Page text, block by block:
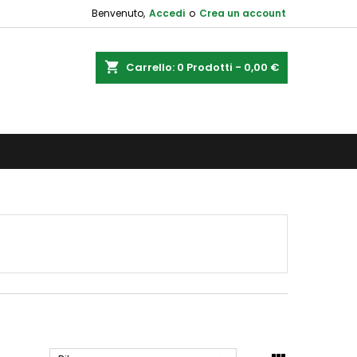
Benvenuto, Accedi o Crea un account
shopping_cart Carrello: 0 Prodotti - 0,00 €